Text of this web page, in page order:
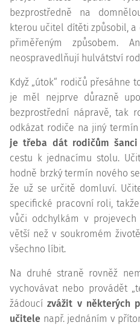
bezprostředně na
kterou učitel dítěti způsobil,
přiměřeným způsobem.
neospravedlňují hulvátství
Když „útok“ rodičů
je měl nejprve důrazně
bezprostřední nápravě, tak
odkázat rodiče na jiný
je třeba dát rodičům šanci
cestu k jednacímu stolu.
hodně brzký termín nového
že už se určitě domluví.
specifické pracovní roli,
vůči odchylkám v
větší než v soukromém
všechno líbit.
Na druhé straně rovněž
vychovávat nebo provádět
žádoucízvážit v některých
učitele např. jednáním v